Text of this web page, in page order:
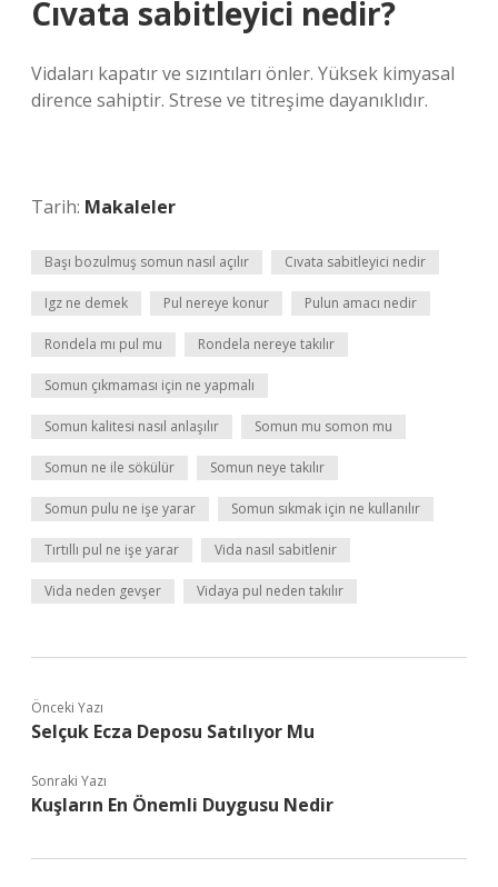
Cıvata sabitleyici nedir?
Vidaları kapatır ve sızıntıları önler. Yüksek kimyasal
dirence sahiptir. Strese ve titreşime dayanıklıdır.
Tarih: Makaleler
Başı bozulmuş somun nasıl açılır Cıvata sabitleyici nedir
Igz ne demek Pul nereye konur Pulun amacı nedir
Rondela mı pul mu Rondela nereye takılır
Somun çıkmaması için ne yapmalı
Somun kalitesi nasıl anlaşılır Somun mu somon mu
Somun ne ile sökülür Somun neye takılır
Somun pulu ne işe yarar Somun sıkmak için ne kullanılır
Tırtıllı pul ne işe yarar Vida nasıl sabitlenir
Vida neden gevşer Vidaya pul neden takılır
Önceki Yazı
Selçuk Ecza Deposu Satılıyor Mu
Sonraki Yazı
Kuşların En Önemli Duygusu Nedir